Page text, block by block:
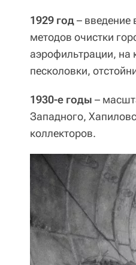
1929 год– введение
методов очистки
аэрофильтрации, на
песколовки,
1930-е годы –
Западного,
коллекторов.